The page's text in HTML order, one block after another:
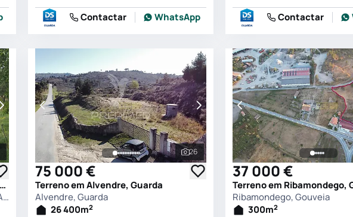
Contactar WhatsApp Contactar
todas as fotografias
Terreno em Leomil, Mido, Senouras e Aldeia Nova, Almeida
Leomil, Mido, Senouras e Aldeia Nova, Almeida
Ver todas as fotografias
26
75 000 €
Terreno em Alvendre, Guarda
Alvendre, Guarda
26 400m2
37 000 €
Terreno em Ribamondego,
Ribamondego, Gouveia
300m2